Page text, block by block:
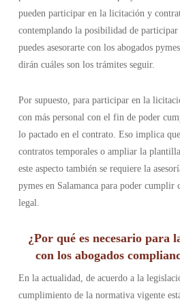
pueden participar en la licitación y
contemplando la posibilidad de participar
puedes asesorarte con los abogados
dirán cuáles son los trámites seguir.
Por supuesto, para participar en la
con más personal con el fin de poder
lo pactado en el contrato. Eso implica
contratos temporales o ampliar la
este aspecto también se requiere la
pymes en Salamanca para poder cumplir
legal.
¿Por qué es necesario para
con los abogados
En la actualidad, de acuerdo a la
cumplimiento de la normativa vigente